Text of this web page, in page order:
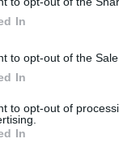
In
to opt-out of the
In
to opt-out of
In